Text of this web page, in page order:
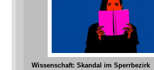
Wissenschaft: Skandal im Sperrbezirk